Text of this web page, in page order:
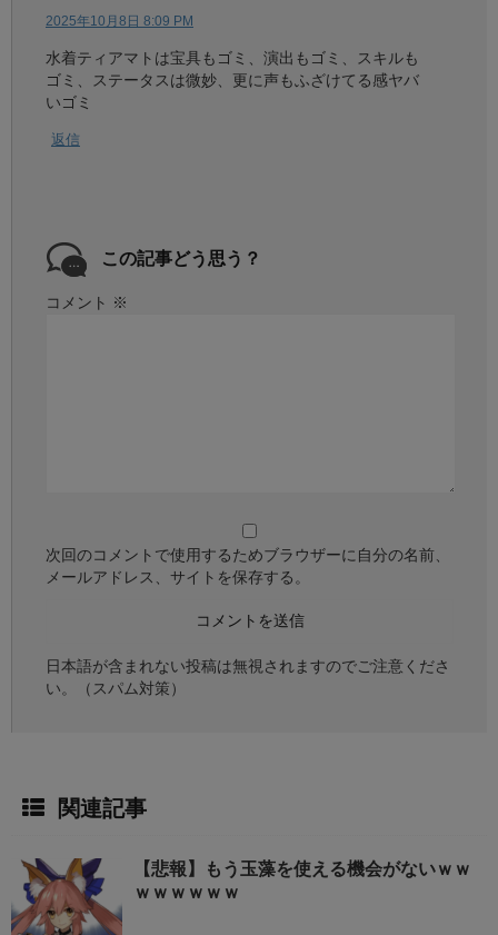
2025年10月8日 8:09 PM
水着ティアマトは宝具もゴミ、演出もゴミ、スキルも
ゴミ、ステータスは微妙、更に声もふざけてる感ヤバ
いゴミ
返信
この記事どう思う？
コメント ※
次回のコメントで使用するためブラウザーに自分の名前、
メールアドレス、サイトを保存する。
日本語が含まれない投稿は無視されますのでご注意くださ
い。（スパム対策）
関連記事
【悲報】もう玉藻を使える機会がないｗｗ
ｗｗｗｗｗｗ